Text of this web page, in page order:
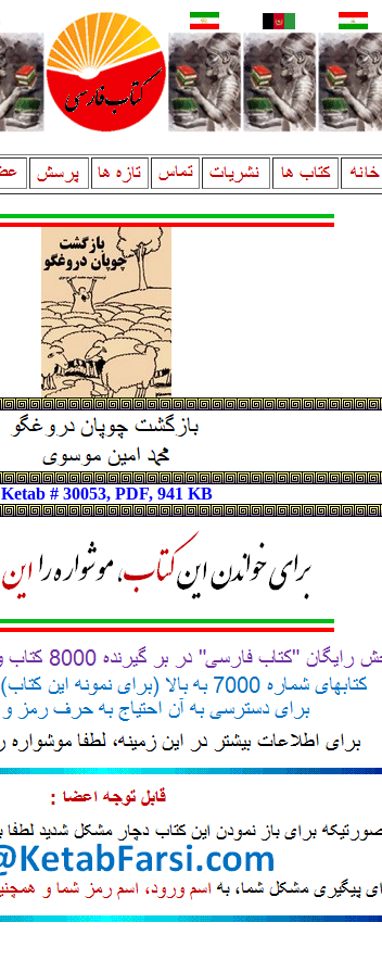
Ketab # 30053, PDF, 941 KB